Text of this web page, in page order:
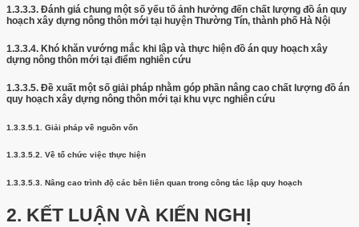
1.3.3.3. Đánh giá chung một số yếu tố ảnh hưởng đến chất lượng đồ án quy
hoạch xây dựng nông thôn mới tại huyện Thường Tín, thành phố Hà Nội
1.3.3.4. Khó khăn vướng mắc khi lập và thực hiện đồ án quy hoạch xây
dựng nông thôn mới tại điểm nghiên cứu
1.3.3.5. Đề xuất một số giải pháp nhằm góp phần nâng cao chất lượng đồ án
quy hoạch xây dựng nông thôn mới tại khu vực nghiên cứu
1.3.3.5.1. Giải pháp về nguồn vốn
1.3.3.5.2. Về tổ chức việc thực hiện
1.3.3.5.3. Nâng cao trình độ các bên liên quan trong công tác lập quy hoạch
2. KẾT LUẬN VÀ KIẾN NGHỊ